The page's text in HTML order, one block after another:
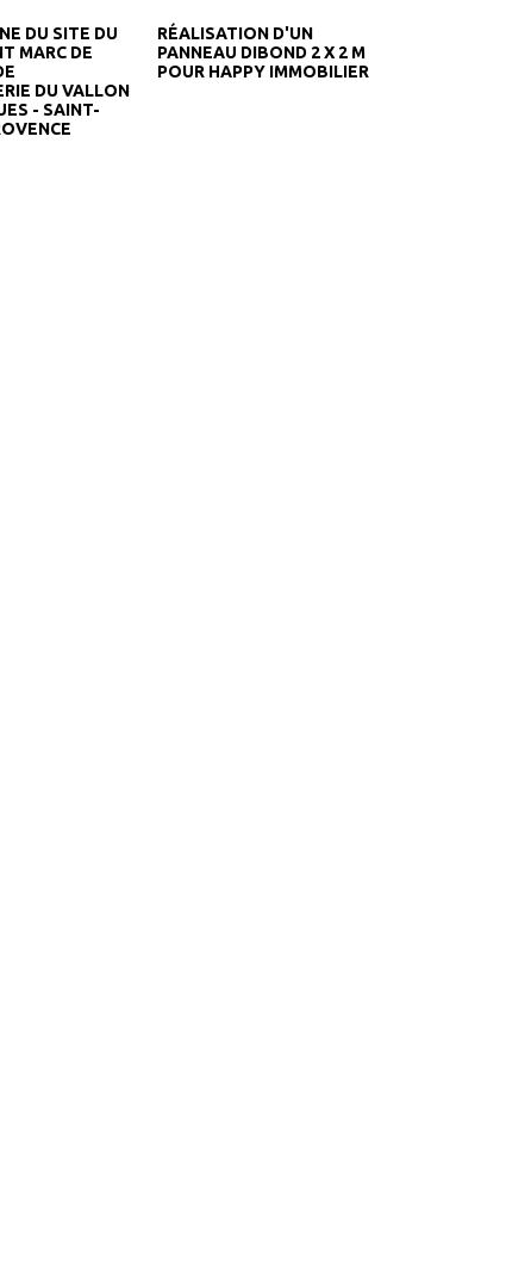
DU SITE DU
MARC DE
DU VALLON
- SAINT-
RÉALISATION D'UN
PANNEAU DIBOND 2 X 2 M
POUR HAPPY IMMOBILIER